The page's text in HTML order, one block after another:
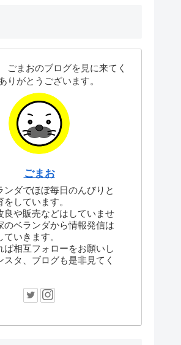
まおのブログを見に来てく
りがとうございます。
ごまお
ンダでほぼ毎日のんびりと
をしています。
良や販売などはしていませ
のベランダから情報発信は
ていきます。
ば相互フォローをお願いし
スタ、ブログも是非見てく